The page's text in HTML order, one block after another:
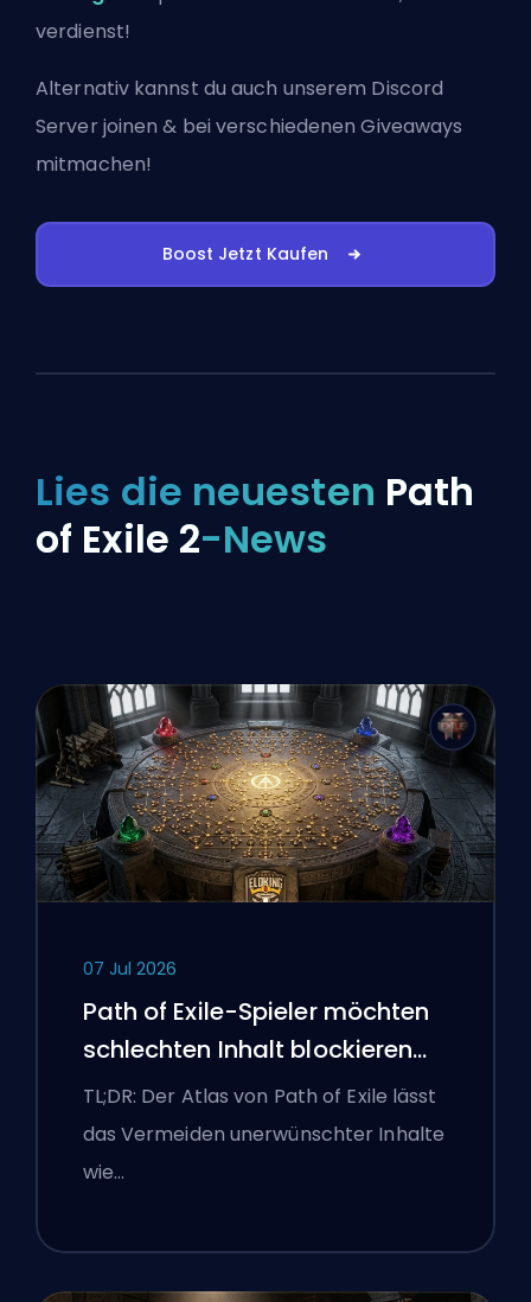
verdienst!
Alternativ kannst du auch unserem Discord
Server joinen & bei verschiedenen Giveaways
mitmachen!
Boost Jetzt Kaufen
Lies die neuesten Path
of Exile 2-News
07 Jul 2026
Path of Exile-Spieler möchten
schlechten Inhalt blockieren
und die Benutzeroberfläche
kämpft weiterhin gegen sie
TL;DR: Der Atlas von Path of Exile lässt
das Vermeiden unerwünschter Inhalte
wie…